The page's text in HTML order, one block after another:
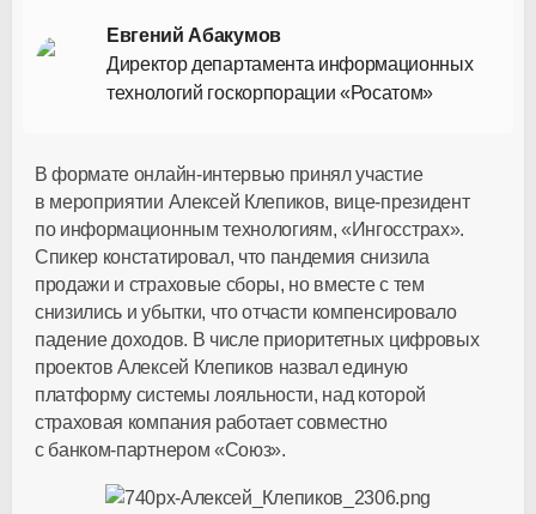
Евгений Абакумов
Директор департамента информационных
технологий госкорпорации «Росатом»
В формате онлайн-интервью принял участие
в мероприятии Алексей Клепиков, вице-президент
по информационным технологиям, «Ингосстрах».
Спикер констатировал, что пандемия снизила
продажи и страховые сборы, но вместе с тем
снизились и убытки, что отчасти компенсировало
падение доходов. В числе приоритетных цифровых
проектов Алексей Клепиков назвал единую
платформу системы лояльности, над которой
страховая компания работает совместно
с банком-партнером «Союз».